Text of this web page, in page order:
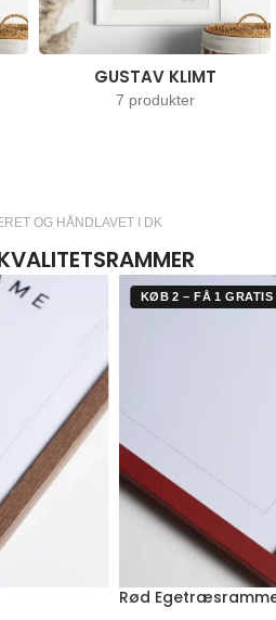
GUSTAV KLIMT
7 produkter
OG HÅNDLAVET I DK
KØB 2 – FÅ 1 GRATIS
Rød